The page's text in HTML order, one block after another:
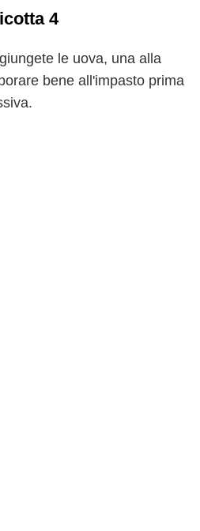
4
le uova, una alla
bene all'impasto prima